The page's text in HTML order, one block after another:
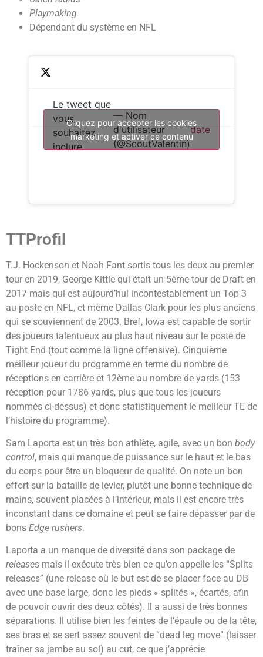
Playmaking
Dépendant du système en NFL
Le tweet que
vous
souhaitez
inclure
— Nom
d'utilisateur
(@ScoutValentin)
date
Cliquez pour accepter les cookies
marketing et activer ce contenu
TTProfil
T.J. Hockenson et Noah Fant sortis tous les deux au premier
tour en 2019, George Kittle qui était un 5ème tour de Draft en
2017 mais qui est aujourd’hui incontestablement un Top 3
au poste en NFL, et même Dallas Clark pour les plus anciens
qui se souviennent de 2003. Bref, Iowa est capable de sortir
des joueurs talentueux au plus haut niveau sur le poste de
Tight End (tout comme la ligne offensive). Cinquième
meilleur joueur du programme en terme du nombre de
réceptions en carrière et 12ème au nombre de yards (153
réception pour 1786 yards, plus que tous les joueurs
nommés ci-dessus) et donc statistiquement le meilleur TE de
l’histoire du programme).
Sam Laporta est un très bon athlète, agile, avec un bon body
control, mais qui manque de puissance sur le haut et le bas
du corps pour être un bloqueur de qualité. On note un bon
effort sur la bataille de levier, plutôt une bonne technique de
mains, souvent placées à l’intérieur, mais il est encore très
inconstant dans ce domaine et peut se faire dépasser par de
bons Edge rushers.
Laporta a un manque de diversité dans son package de
releases mais il exécute très bien ce qu’on appelle les “Splits
releases” (une release où le but est de se placer face au DB
avec une base large, donc les pieds « splités », écartés, afin
de pouvoir ouvrir des deux côtés). Il a aussi de très bonnes
séparations. Il utilise bien les feintes de l’épaule ou de la tête,
ses bras et se sert assez souvent de “dead leg move” (laisser
traîner sa jambe au sol) au cut, ce que j’apprécie